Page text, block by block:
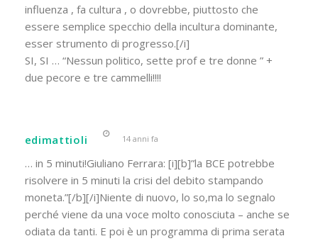
influenza , fa cultura , o dovrebbe, piuttosto che
essere semplice specchio della incultura dominante,
esser strumento di progresso.[/i]
SI, SI … “Nessun politico, sette prof e tre donne ” +
due pecore e tre cammelli!!!!
edimattioli 14 anni fa
… in 5 minuti!Giuliano Ferrara: [i][b]”la BCE potrebbe
risolvere in 5 minuti la crisi del debito stampando
moneta.”[/b][/i]Niente di nuovo, lo so,ma lo segnalo
perché viene da una voce molto conosciuta – anche se
odiata da tanti. E poi è un programma di prima serata